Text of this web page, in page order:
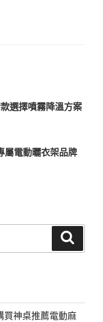
選擇噴霧降溫方案
屬電動曬衣架品牌
買神桌推薦電動麻